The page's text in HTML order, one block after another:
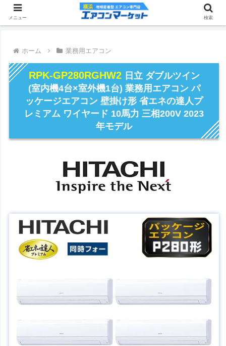
ホーム 業務用エアコン
RPK-GP280RGHW2 日立 ダブルツイン
(室内機4台×室外機1台) 業務用エアコン パ
ッケージエアコン 壁掛け形 省エネの達人プ
レミアム ワイヤード 10馬力 三相200V 2023
年モデル
メニュー 検索